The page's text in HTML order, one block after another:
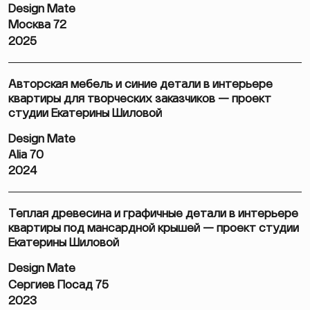
Design Mate
Москва 72
2025
Авторская мебель и синие детали в интерьере
квартиры для творческих заказчиков — проект
студии Екатерины Шиловой
Design Mate
Alia 70
2024
Теплая древесина и графичные детали в интерьере
квартиры под мансардной крышей — проект студии
Екатерины Шиловой
Design Mate
Сергиев Посад 75
2023